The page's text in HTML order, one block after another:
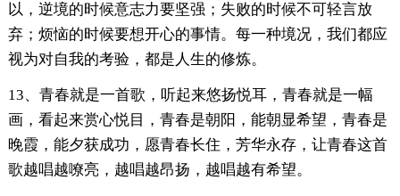
以，逆境的时候意志力要坚强；失败的时候不可轻言放
弃；烦恼的时候要想开心的事情。每一种境况，我们都应
视为对自我的考验，都是人生的修炼。
13、青春就是一首歌，听起来悠扬悦耳，青春就是一幅
画，看起来赏心悦目，青春是朝阳，能朝显希望，青春是
晚霞，能夕获成功，愿青春长住，芳华永存，让青春这首
歌越唱越嘹亮，越唱越昂扬，越唱越有希望。